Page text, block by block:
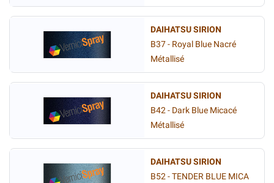
DAIHATSU SIRION
B37 - Royal Blue Nacré
Métallisé
DAIHATSU SIRION
B42 - Dark Blue Micacé
Métallisé
DAIHATSU SIRION
B52 - TENDER BLUE MICA